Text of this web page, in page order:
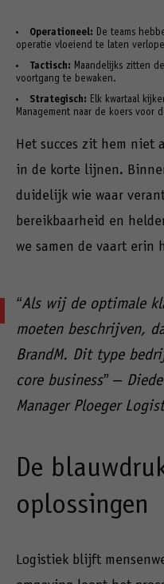
Operationeel: De teams
operatie vloeiend te laten
Tactisch: Maandelijks zitten
voortgang te bewaken.
Strategisch: Elk kwartaal
Management naar de koers voor
Het succes zit hem niet
in de korte lijnen.
duidelijk wie waar
bereikbaarheid en
we samen de vaart erin
“Als wij de optimale
moeten beschrijven,
BrandM. Dit type
core business” –
Manager Ploeger
De
oplossingen
Logistiek blijft